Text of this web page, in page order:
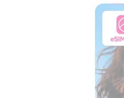
BESTE EMPFEHLUNG